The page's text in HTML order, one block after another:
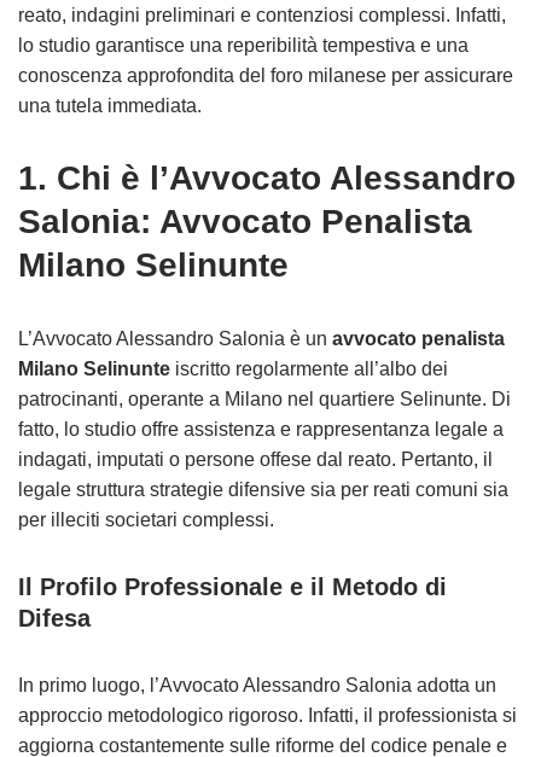
reato, indagini preliminari e contenziosi complessi. Infatti,
lo studio garantisce una reperibilità tempestiva e una
conoscenza approfondita del foro milanese per assicurare
una tutela immediata.
1. Chi è l’Avvocato Alessandro
Salonia: Avvocato Penalista
Milano Selinunte
L’Avvocato Alessandro Salonia è un avvocato penalista
Milano Selinunte iscritto regolarmente all’albo dei
patrocinanti, operante a Milano nel quartiere Selinunte. Di
fatto, lo studio offre assistenza e rappresentanza legale a
indagati, imputati o persone offese dal reato. Pertanto, il
legale struttura strategie difensive sia per reati comuni sia
per illeciti societari complessi.
Il Profilo Professionale e il Metodo di
Difesa
In primo luogo, l’Avvocato Alessandro Salonia adotta un
approccio metodologico rigoroso. Infatti, il professionista si
aggiorna costantemente sulle riforme del codice penale e